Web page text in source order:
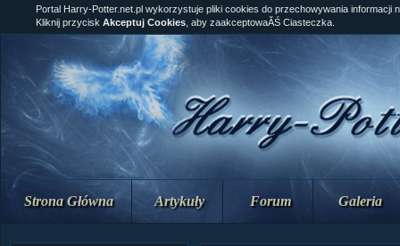
Strona Główna Artykuły Forum Galeria
Portal Harry-Potter.net.pl wykorzystuje pliki cookies do przechowywania informacji
Kliknij przycisk Akceptuj Cookies , aby zaakceptowaĂŚ Ciasteczka.